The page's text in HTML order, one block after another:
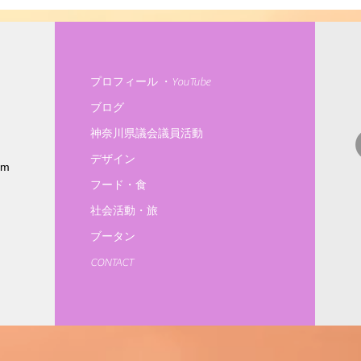
プロフィール ・YouTube
ブログ
神奈川県議会議員活動
デザイン
フード・食
社会活動・旅
ブータン
CONTACT